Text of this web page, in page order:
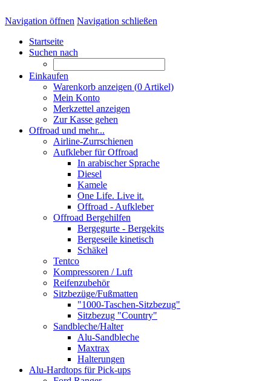
Navigation öffnen Navigation schließen
Startseite
Suchen nach
Einkaufen
Warenkorb anzeigen (0 Artikel)
Mein Konto
Merkzettel anzeigen
Zur Kasse gehen
Offroad und mehr...
Airline-Zurrschienen
Aufkleber für Offroad
In arabischer Sprache
Diesel
Kamele
One Life. Live it.
Offroad - Aufkleber
Offroad Bergehilfen
Bergegurte - Bergekits
Bergeseile kinetisch
Schäkel
Tentco
Kompressoren / Luft
Reifenzubehör
Sitzbezüge/Fußmatten
"1000-Taschen-Sitzbezug"
Sitzbezug "Country"
Sandbleche/Halter
Alu-Sandbleche
Maxtrax
Halterungen
Alu-Hardtops für Pick-ups